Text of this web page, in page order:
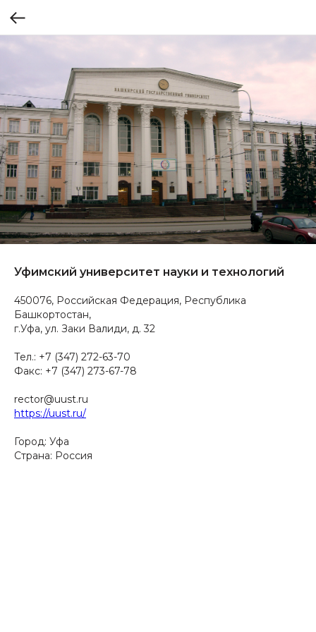
Уфимский университет науки и технологий
450076, Российская Федерация, Республика
Башкортостан,
г.Уфа, ул. Заки Валиди, д. 32
Тел.: +7 (347) 272-63-70
Факс: +7 (347) 273-67-78
rector@uust.ru
https://uust.ru/
Город: Уфа
Страна: Россия